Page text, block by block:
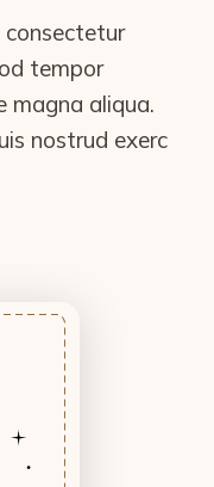
consectetur
tempor
magna aliqua.
nostrud exerc